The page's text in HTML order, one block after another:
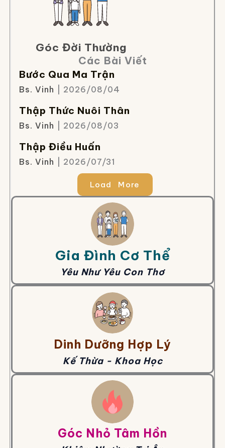
Góc Đời Thường
Các Bài Viết
Bước Qua Ma Trận
Bs. Vinh | 2026/08/04
Thập Thức Nuôi Thân
Bs. Vinh | 2026/08/03
Thập Điều Huấn
Bs. Vinh | 2026/07/31
Load More
Gia Đình Cơ Thể
Yêu Như Yêu Con Thơ
Dinh Dưỡng Hợp Lý
Kế Thừa - Khoa Học
Góc Nhỏ Tâm Hồn